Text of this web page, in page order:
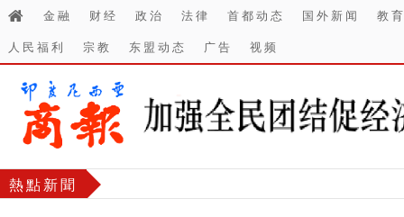
金融 财经 政治 法律 首都动态 国外新闻
教
人民福利
宗教 东盟动态 广告 视频
熱點新聞